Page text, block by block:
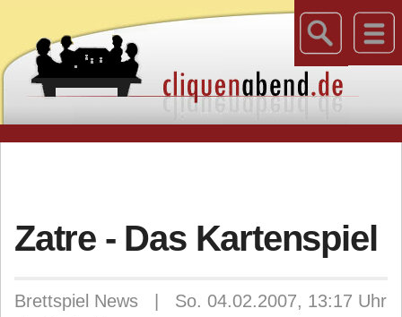
Zatre - Das Kartenspiel
Brettspiel News | So. 04.02.2007, 13:17 Uhr